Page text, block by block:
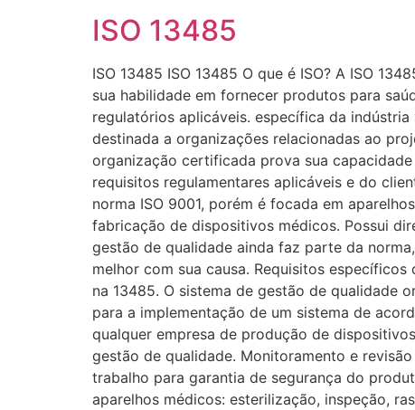
ISO 13485
ISO 13485 ISO 13485 O que é ISO? A ISO
sua habilidade em fornecer produtos para
regulatórios aplicáveis. específica da
destinada a organizações relacionadas ao
organização certificada prova sua
requisitos regulamentares aplicáveis e do
norma ISO 9001, porém é focada em
fabricação de dispositivos médicos. Possui
gestão de qualidade ainda faz parte da
melhor com sua causa. Requisitos
na 13485. O sistema de gestão de qualidade
para a implementação de um sistema de
qualquer empresa de produção de
gestão de qualidade. Monitoramento e
trabalho para garantia de segurança do
aparelhos médicos: esterilização, inspeção,